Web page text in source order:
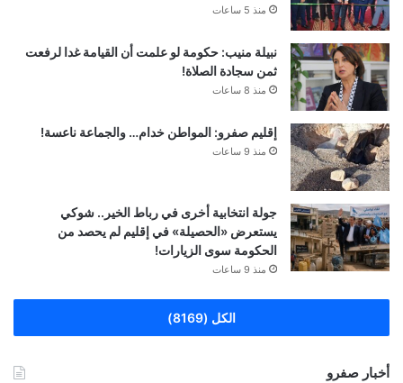
منذ 5 ساعات
نبيلة منيب: حكومة لو علمت أن القيامة غدا لرفعت
ثمن سجادة الصلاة!
منذ 8 ساعات
إقليم صفرو: المواطن خدام… والجماعة ناعسة!
منذ 9 ساعات
جولة انتخابية أخرى في رباط الخير.. شوكي
يستعرض «الحصيلة» في إقليم لم يحصد من
الحكومة سوى الزيارات!
منذ 9 ساعات
الكل (8169)
أخبار صفرو